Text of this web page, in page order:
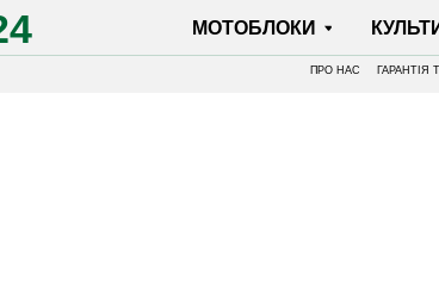
МОТОБЛОКИ КУЛЬТИВАТОРИ